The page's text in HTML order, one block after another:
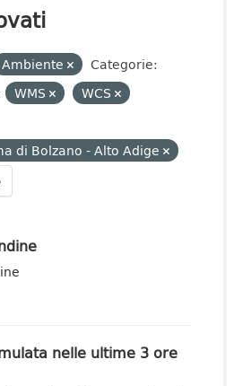
Ambiente
Categorie:
WMS
WCS
di Bolzano - Alto Adige
nelle ultime 3 ore